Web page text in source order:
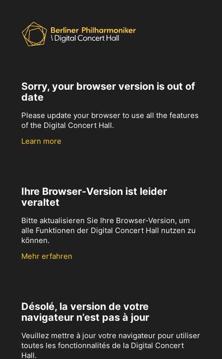
Sorry, your browser version is out of
date
Please update your browser to use all the features
of the Digital Concert Hall.
Learn more
Ihre Browser-Version ist leider
veraltet
Bitte aktualisieren Sie Ihre Browser-Version, um
alle Funktionen der Digital Concert Hall nutzen zu
können.
Mehr erfahren
Désolé, la version de votre
navigateur n’est pas à jour
Veuillez mettre à jour votre navigateur pour utiliser
toutes les fonctionnalités de la Digital Concert
Hall.